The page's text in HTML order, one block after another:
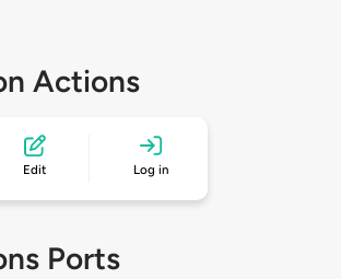
Actions
Edit Log in
Ports